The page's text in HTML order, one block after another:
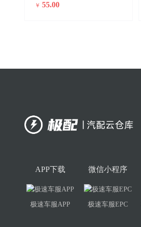
￥ 55.00
APP下载
极速车服APP
微信小程序
极速车服EPC